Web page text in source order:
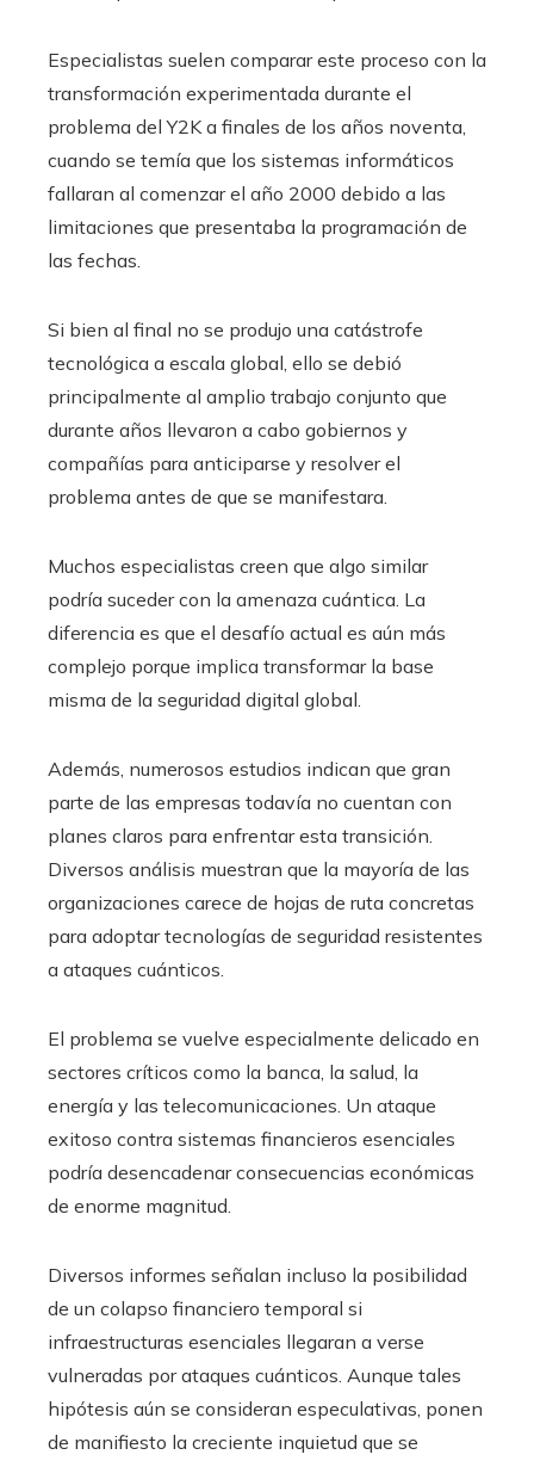
Especialistas suelen comparar este proceso con la
transformación experimentada durante el
problema del Y2K a finales de los años noventa,
cuando se temía que los sistemas informáticos
fallaran al comenzar el año 2000 debido a las
limitaciones que presentaba la programación de
las fechas.
Si bien al final no se produjo una catástrofe
tecnológica a escala global, ello se debió
principalmente al amplio trabajo conjunto que
durante años llevaron a cabo gobiernos y
compañías para anticiparse y resolver el
problema antes de que se manifestara.
Muchos especialistas creen que algo similar
podría suceder con la amenaza cuántica. La
diferencia es que el desafío actual es aún más
complejo porque implica transformar la base
misma de la seguridad digital global.
Además, numerosos estudios indican que gran
parte de las empresas todavía no cuentan con
planes claros para enfrentar esta transición.
Diversos análisis muestran que la mayoría de las
organizaciones carece de hojas de ruta concretas
para adoptar tecnologías de seguridad resistentes
a ataques cuánticos.
El problema se vuelve especialmente delicado en
sectores críticos como la banca, la salud, la
energía y las telecomunicaciones. Un ataque
exitoso contra sistemas financieros esenciales
podría desencadenar consecuencias económicas
de enorme magnitud.
Diversos informes señalan incluso la posibilidad
de un colapso financiero temporal si
infraestructuras esenciales llegaran a verse
vulneradas por ataques cuánticos. Aunque tales
hipótesis aún se consideran especulativas, ponen
de manifiesto la creciente inquietud que se